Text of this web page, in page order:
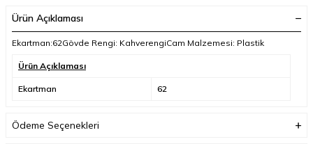
Ürün Açıklaması
Ekartman:62Gövde Rengi: KahverengiCam Malzemesi: Plastik
Ürün Açıklaması
Ekartman 62
Ödeme Seçenekleri